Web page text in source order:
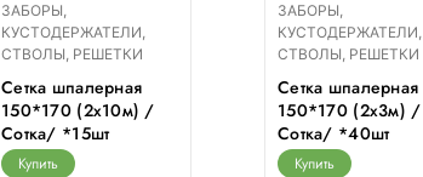
ЗАБОРЫ,
КУСТОДЕРЖАТЕЛИ,
СТВОЛЫ, РЕШЕТКИ
Сетка шпалерная
150*170 (2х10м) /
Сотка/ *15шт
Купить
ЗАБОРЫ,
КУСТОДЕРЖАТЕЛИ,
СТВОЛЫ, РЕШЕТКИ
Сетка шпалерная
150*170 (2х3м) /
Сотка/ *40шт
Купить